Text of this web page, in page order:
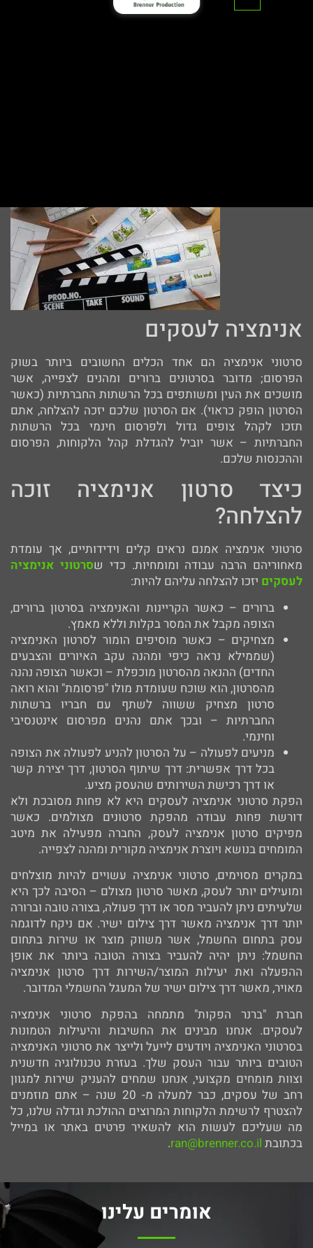
אנימציה לעסקים
סרטוני אנימציה הם אחד הכלים החשובים ביותר בשוק
הפרסום; מדובר בסרטונים ברורים ומהנים לצפייה, אשר
מושכים את העין ומשותפים בכל הרשתות החברתיות (כאשר
הסרטון הופק כראוי). אם הסרטון שלכם יזכה להצלחה, אתם
תזכו לקהל צופים גדול ולפרסום חינמי בכל הרשתות
החברתיות – אשר יוביל להגדלת קהל הלקוחות, הפרסום
וההכנסות שלכם.
כיצד סרטון אנימציה זוכה
להצלחה?
סרטוני אנימציה אמנם נראים קלים וידידותיים, אך עומדת
מאחוריהם הרבה עבודה ומומחיות. כדי שסרטוני אנימציה
לעסקים יזכו להצלחה עליהם להיות:
ברורים – כאשר הקריינות והאנימציה בסרטון ברורים,
הצופה מקבל את המסר בקלות וללא מאמץ.
מצחיקים – כאשר מוסיפים הומור לסרטון האנימציה
(שממילא נראה כיפי ומהנה עקב האיורים והצבעים
החדים) ההנאה מהסרטון מוכפלת – וכאשר הצופה נהנה
מהסרטון, הוא שוכח שעומדת מולו "פרסומת" והוא רואה
סרטון מצחיק ששווה לשתף עם חבריו ברשתות
החברתיות – ובכך אתם נהנים מפרסום אינטנסיבי
וחינמי.
מניעים לפעולה – על הסרטון להניע לפעולה את הצופה
בכל דרך אפשרית: דרך שיתוף הסרטון, דרך יצירת קשר
או דרך רכישת השירותים שהעסק מציע.
הפקת סרטוני אנימציה לעסקים היא לא פחות מסובכת ולא
דורשת פחות עבודה מהפקת סרטונים מצולמים. כאשר
מפיקים סרטון אנימציה לעסק, החברה מפעילה את מיטב
המומחים בנושא ויוצרת אנימציה מקורית ומהנה לצפייה.
במקרים מסוימים, סרטוני אנימציה עשויים להיות מוצלחים
ומועילים יותר לעסק, מאשר סרטון מצולם – הסיבה לכך היא
שלעיתים ניתן להעביר מסר או דרך פעולה, בצורה טובה וברורה
יותר דרך אנימציה מאשר דרך צילום ישיר. אם ניקח לדוגמה
עסק בתחום החשמל, אשר משווק מוצר או שירות בתחום
החשמל: ניתן יהיה להעביר בצורה הטובה ביותר את אופן
ההפעלה ואת יעילות המוצר/השירות דרך סרטון אנימציה
מאויר, מאשר דרך צילום ישיר של המעגל החשמלי המדובר.
חברת "ברנר הפקות" מתמחה בהפקת סרטוני אנימציה
לעסקים. אנחנו מבינים את החשיבות והיעילות הטמונות
בסרטוני האנימציה ויודעים לייעל ולייצר את סרטוני האנימציה
הטובים ביותר עבור העסק שלך. בעזרת טכנולוגיה חדשנית
וצוות מומחים מקצועי, אנחנו שמחים להעניק שירות למגוון
רחב של עסקים, כבר למעלה מ- 20 שנה – אתם מוזמנים
להצטרף לרשימת הלקוחות המרוצים ההולכת וגדלה שלנו, כל
מה שעליכם לעשות הוא להשאיר פרטים באתר או במייל
בכתובת ran@brenner.co.il
.
אומרים עלינו